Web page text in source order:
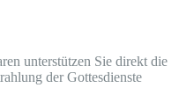
unterstützen Sie direkt die
der Gottesdienste